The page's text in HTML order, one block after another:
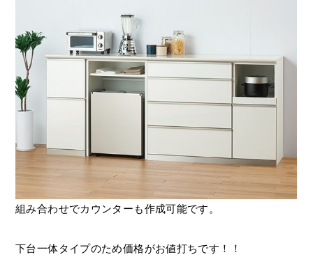
組み合わせでカウンターも作成可能です。
下台一体タイプのため価格がお値打ちです！！